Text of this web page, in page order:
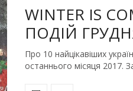
WINTER IS
ПОДІЙ
Про 10 найцікавіших
останнього місяця 2017.